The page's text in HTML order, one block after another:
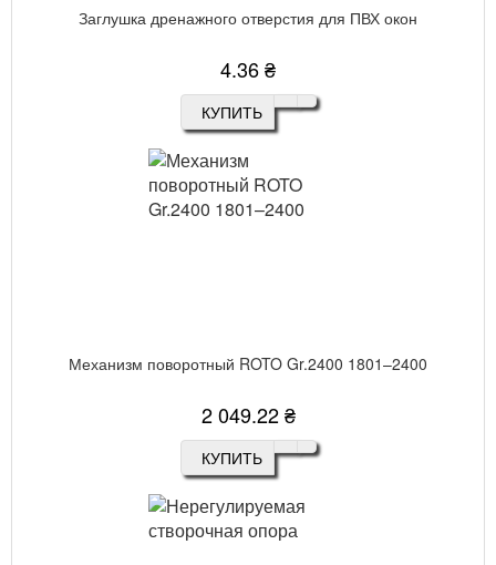
Заглушка дренажного отверстия для ПВХ окон
4.36 ₴
КУПИТЬ
Механизм поворотный ROTO Gr.2400 1801–2400
2 049.22 ₴
КУПИТЬ